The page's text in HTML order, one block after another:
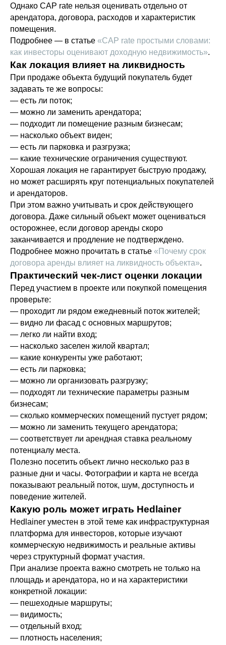
Однако CAP rate нельзя оценивать отдельно от
арендатора, договора, расходов и характеристик
помещения.
Подробнее — в статье «CAP rate простыми словами:
как инвесторы оценивают доходную недвижимость».
Как локация влияет на ликвидность
При продаже объекта будущий покупатель будет
задавать те же вопросы:
— есть ли поток;
— можно ли заменить арендатора;
— подходит ли помещение разным бизнесам;
— насколько объект виден;
— есть ли парковка и разгрузка;
— какие технические ограничения существуют.
Хорошая локация не гарантирует быструю продажу,
но может расширять круг потенциальных покупателей
и арендаторов.
При этом важно учитывать и срок действующего
договора. Даже сильный объект может оцениваться
осторожнее, если договор аренды скоро
заканчивается и продление не подтверждено.
Подробнее можно прочитать в статье «Почему срок
договора аренды влияет на ликвидность объекта».
Практический чек-лист оценки локации
Перед участием в проекте или покупкой помещения
проверьте:
— проходит ли рядом ежедневный поток жителей;
— видно ли фасад с основных маршрутов;
— легко ли найти вход;
— насколько заселен жилой квартал;
— какие конкуренты уже работают;
— есть ли парковка;
— можно ли организовать разгрузку;
— подходят ли технические параметры разным
бизнесам;
— сколько коммерческих помещений пустует рядом;
— можно ли заменить текущего арендатора;
— соответствует ли арендная ставка реальному
потенциалу места.
Полезно посетить объект лично несколько раз в
разные дни и часы. Фотографии и карта не всегда
показывают реальный поток, шум, доступность и
поведение жителей.
Какую роль может играть Hedlainer
Hedlainer уместен в этой теме как инфраструктурная
платформа для инвесторов, которые изучают
коммерческую недвижимость и реальные активы
через структурный формат участия.
При анализе проекта важно смотреть не только на
площадь и арендатора, но и на характеристики
конкретной локации:
— пешеходные маршруты;
— видимость;
— отдельный вход;
— плотность населения;
Декларация о рисках
Раскрытие информации
АО «Инвестиционная платформа
«Хедлайнер» 123022, Г.МОСКВА, ВН.ТЕР.Г.
МУНИЦИПАЛЬНЫЙ ОКРУГ ПРЕСНЕНСКИЙ,
УЛ 2-Я ЗВЕНИГОРОДСКАЯ, Д. 13 СТР. 42
TelegramMaxВКDzen Tenchat
Следи за нами в соцсетях
Получить финансирование
Для компаний МСП
Синдикатам